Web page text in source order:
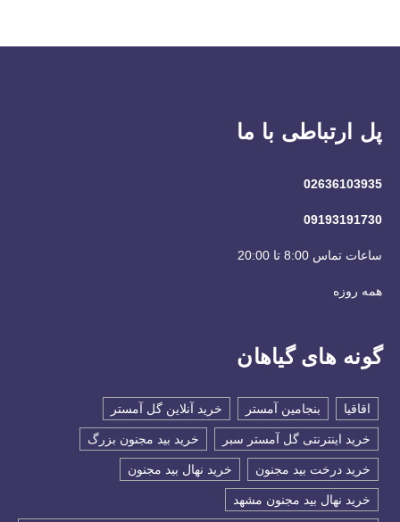
پل ارتباطی با ما
02636103935
09193191730
ساعات تماس 8:00 تا 20:00
همه روزه
گونه های گیاهان
اقاقیا بنجامین آمستر خرید آنلاین گل آمستر
خرید اینترنتی گل آمستر سبر خرید بید مجنون بزرگ
خرید درخت بید مجنون خرید نهال بید مجنون
خرید نهال بید مجنون مشهد